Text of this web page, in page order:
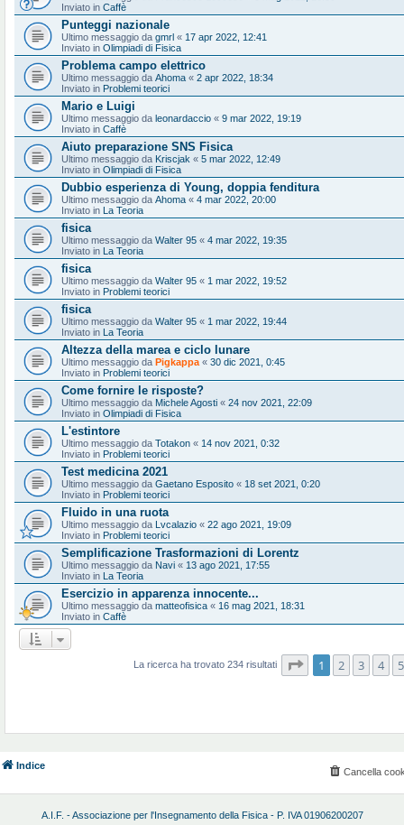
Inviato in Caffè
Punteggi nazionale
Ultimo messaggio da gmrl « 17 apr 2022, 12:41
Inviato in Olimpiadi di Fisica
Problema campo elettrico
Ultimo messaggio da Ahoma « 2 apr 2022, 18:34
Inviato in Problemi teorici
Mario e Luigi
Ultimo messaggio da leonardaccio « 9 mar 2022, 19:19
Inviato in Caffè
Aiuto preparazione SNS Fisica
Ultimo messaggio da Kriscjak « 5 mar 2022, 12:49
Inviato in Olimpiadi di Fisica
Dubbio esperienza di Young, doppia fenditura
Ultimo messaggio da Ahoma « 4 mar 2022, 20:00
Inviato in La Teoria
fisica
Ultimo messaggio da Walter 95 « 4 mar 2022, 19:35
Inviato in La Teoria
fisica
Ultimo messaggio da Walter 95 « 1 mar 2022, 19:52
Inviato in Problemi teorici
fisica
Ultimo messaggio da Walter 95 « 1 mar 2022, 19:44
Inviato in La Teoria
Altezza della marea e ciclo lunare
Ultimo messaggio da Pigkappa « 30 dic 2021, 0:45
Inviato in Problemi teorici
Come fornire le risposte?
Ultimo messaggio da Michele Agosti « 24 nov 2021, 22:09
Inviato in Olimpiadi di Fisica
L'estintore
Ultimo messaggio da Totakon « 14 nov 2021, 0:32
Inviato in Problemi teorici
Test medicina 2021
Ultimo messaggio da Gaetano Esposito « 18 set 2021, 0:20
Inviato in Problemi teorici
Fluido in una ruota
Ultimo messaggio da Lvcalazio « 22 ago 2021, 19:09
Inviato in Problemi teorici
Semplificazione Trasformazioni di Lorentz
Ultimo messaggio da Navi « 13 ago 2021, 17:55
Inviato in La Teoria
Esercizio in apparenza innocente...
Ultimo messaggio da matteofisica « 16 mag 2021, 18:31
Inviato in Caffè
La ricerca ha trovato 234 risultati Pagina1 di10
1 2 3 4 5
Indice
Cancella
A.I.F. - Associazione per l'Insegnamento della Fisica - P. IVA 01906200207